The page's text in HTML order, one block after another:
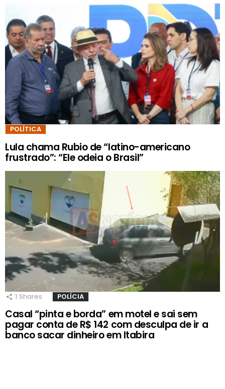
POLÍTICA
Lula chama Rubio de “latino-americano
frustrado”: “Ele odeia o Brasil”
1 Shares POLÍCIA
Casal “pinta e borda” em motel e sai sem
pagar conta de R$ 142 com desculpa de ir a
banco sacar dinheiro em Itabira